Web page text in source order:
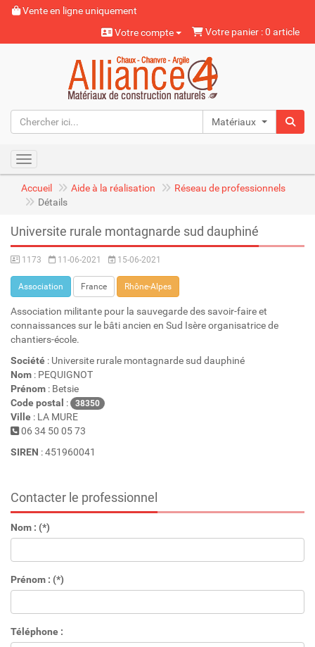
Vente en ligne uniquement
Votre compte
Votre panier : 0 article
Matériaux naturels
Toggle navigation
Accueil Aide à la réalisation
Réseau de professionnels
Détails
Universite rurale montagnarde sud dauphiné
1173 11-06-2021 15-06-2021
Association France Rhône-Alpes
Association militante pour la sauvegarde des savoir-faire et
connaissances sur le bâti ancien en Sud Isère organisatrice de
chantiers-école.
Société : Universite rurale montagnarde sud dauphiné
Nom : PEQUIGNOT
Prénom : Betsie
Code postal : 38350
Ville : LA MURE
06 34 50 05 73
SIREN : 451960041
Contacter le professionnel
Nom : (*)
Prénom : (*)
Téléphone :